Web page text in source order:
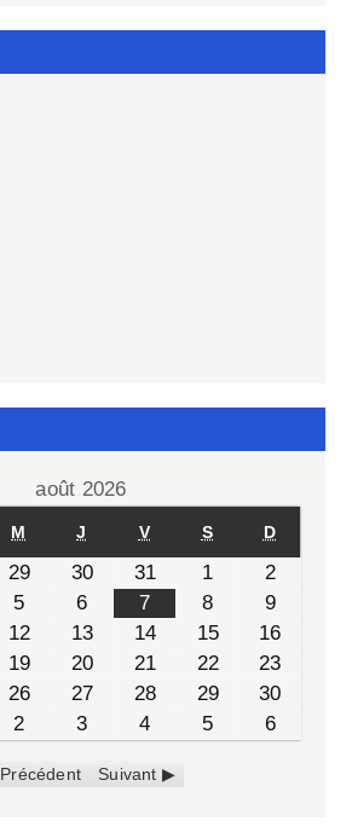
août 2026
M J V S D
29 30 31 1
2
5 6 7 8
9
12 13 14 15
16
19 20 21 22
23
26 27 28 29
30
2 3 4 5 6
Précédent Suivant